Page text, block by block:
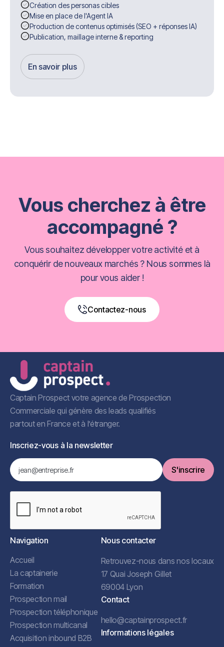
Création des personas cibles
Mise en place de l'Agent IA
Production de contenus optimisés (SEO + réponses IA)
Publication, maillage interne & reporting
En savoir plus
Get Started
Vous cherchez à être
accompagné ?
Vous souhaitez développer votre activité et à
conquérir de nouveaux marchés ? Nous sommes là
pour vous aider !
Contactez-nous
Book a Free Call
Captain Prospect votre agence de Prospection
Commerciale qui génère des leads qualifiés
partout en France et à l’étranger.
Inscriez-vous à la newsletter
Navigation
Accueil
La captainerie
Formation
Prospection mail
Prospection téléphonique
Prospection multicanal
Acquisition inbound B2B
Nous contacter
Retrouvez-nous dans nos locaux
17 Quai Joseph Gillet
69004 Lyon
Contact
hello@captainprospect.fr
Informations légales